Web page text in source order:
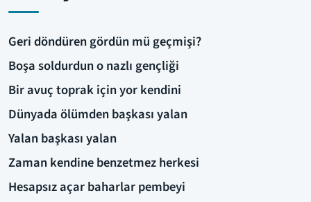
Geri döndüren gördün mü geçmişi?
Boşa soldurdun o nazlı gençliği
Bir avuç toprak için yor kendini
Dünyada ölümden başkası yalan
Yalan başkası yalan
Zaman kendine benzetmez herkesi
Hesapsız açar baharlar pembeyi